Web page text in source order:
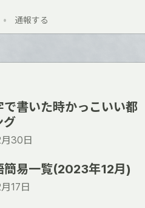
• 通報する
で書いた時かっこいい都
グ
月30日
簡易一覧(2023年12月)
17日